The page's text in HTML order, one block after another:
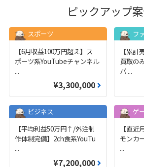
ピックアップ
スポーツ
【6月収益100万円超え】ス
ポーツ系YouTubeチャンネル
...
¥3,300,000
フ
【累
買取の
パ ...
ビジネス
【平均利益50万円↑/外注制
作体制完備】2ch食系YouTu
...
¥7,200,000
ゲ
【直
モンカ
...